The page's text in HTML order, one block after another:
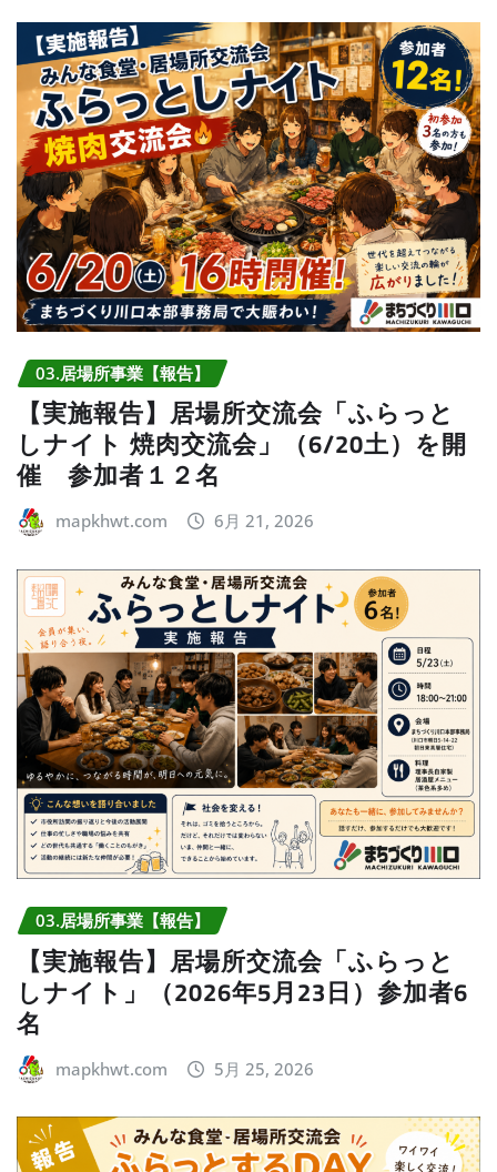
03.居場所事業【報告】
【実施報告】居場所交流会「ふらっと
しナイト 焼肉交流会」（6/20土）を開
催 参加者１２名
mapkhwt.com 6月 21, 2026
03.居場所事業【報告】
【実施報告】居場所交流会「ふらっと
しナイト」（2026年5月23日）参加者6
名
mapkhwt.com 5月 25, 2026